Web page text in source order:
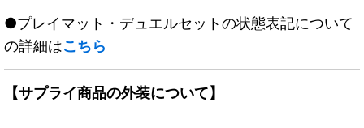
●プレイマット・デュエルセットの状態表記について
の詳細はこちら
【サプライ商品の外装について】